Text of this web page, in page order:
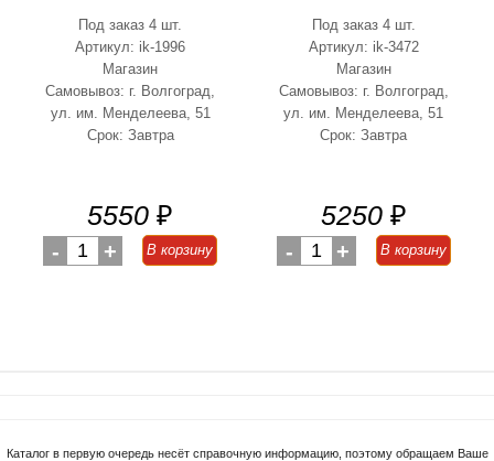
Под заказ 4 шт.
Артикул: ik-1996
Магазин
Самовывоз: г. Волгоград,
ул. им. Менделеева, 51
Срок: Завтра
5550 ₽
- 1 + В корзину
Под заказ 4 шт.
Артикул: ik-3472
Магазин
Самовывоз: г. Волгоград,
ул. им. Менделеева, 51
Срок: Завтра
5250 ₽
- 1 + В корзину
Каталог в первую очередь несёт справочную информацию, поэтому обращаем Ваше